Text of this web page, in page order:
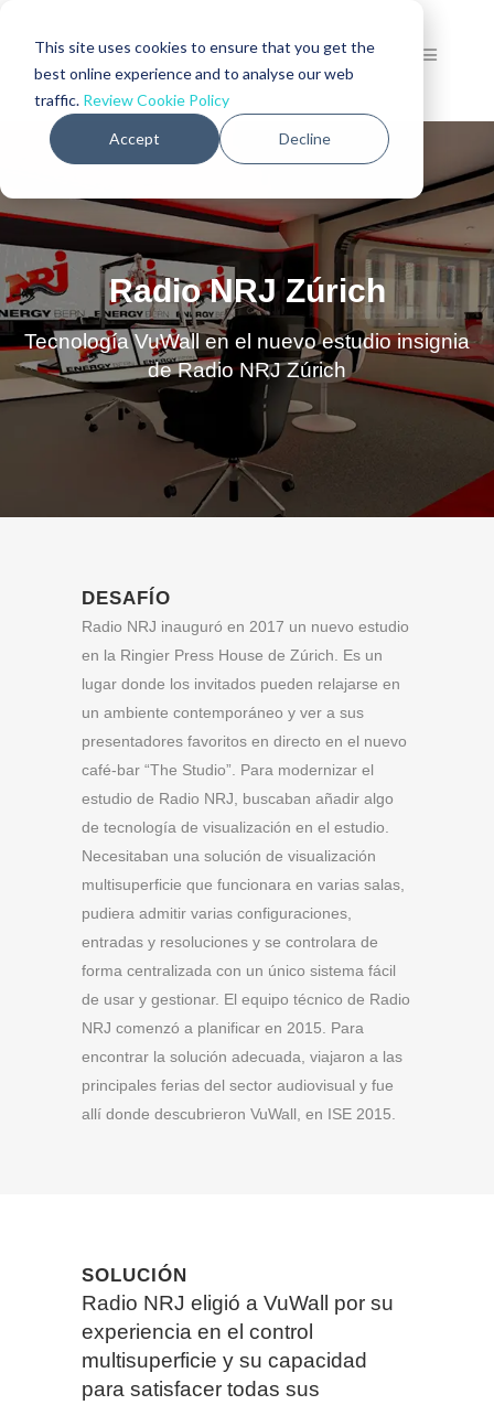
This site uses cookies to ensure that you get the
best online experience and to analyse our web
traffic. Review Cookie Policy
Accept Decline
Radio NRJ Zúrich
Tecnología VuWall en el nuevo estudio insignia
de Radio NRJ Zúrich
DESAFÍO
Radio NRJ inauguró en 2017 un nuevo estudio
en la Ringier Press House de Zúrich. Es un
lugar donde los invitados pueden relajarse en
un ambiente contemporáneo y ver a sus
presentadores favoritos en directo en el nuevo
café-bar “The Studio”. Para modernizar el
estudio de Radio NRJ, buscaban añadir algo
de tecnología de visualización en el estudio.
Necesitaban una solución de visualización
multisuperficie que funcionara en varias salas,
pudiera admitir varias configuraciones,
entradas y resoluciones y se controlara de
forma centralizada con un único sistema fácil
de usar y gestionar. El equipo técnico de Radio
NRJ comenzó a planificar en 2015. Para
encontrar la solución adecuada, viajaron a las
principales ferias del sector audiovisual y fue
allí donde descubrieron VuWall, en ISE 2015.
SOLUCIÓN
Radio NRJ eligió a VuWall por su
experiencia en el control
multisuperficie y su capacidad
para satisfacer todas sus